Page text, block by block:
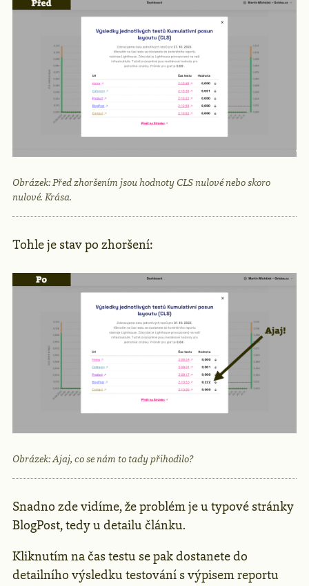
Obrázek: Před zhoršením jsou hodnoty CLS nulové nebo skoro
nulové. Krása.
Tohle je stav po zhoršení:
Obrázek: Ajaj, co se nám to tady přihodilo?
Snadno zde vidíme, že problém je u typové stránky
BlogPost, tedy u detailu článku.
Kliknutím na čas testu se pak dostanete do
detailního výsledku testování s výpisem reportu